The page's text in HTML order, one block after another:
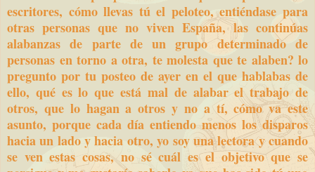
escritores, cómo llevas tú el peloteo, entiéndase para
otras personas que no viven España, las continúas
alabanzas de parte de un grupo determinado de
personas en torno a otra, te molesta que te alaben? lo
pregunto por tu posteo de ayer en el que hablabas de
ello, qué es lo que está mal de alabar el trabajo de
otros, que lo hagan a otros y no a tí, cómo va este
asunto, porque cada día entiendo menos los disparos
hacia un lado y hacia otro, yo soy una lectora y cuando
se ven estas cosas, no sé cuál es el objetivo que se